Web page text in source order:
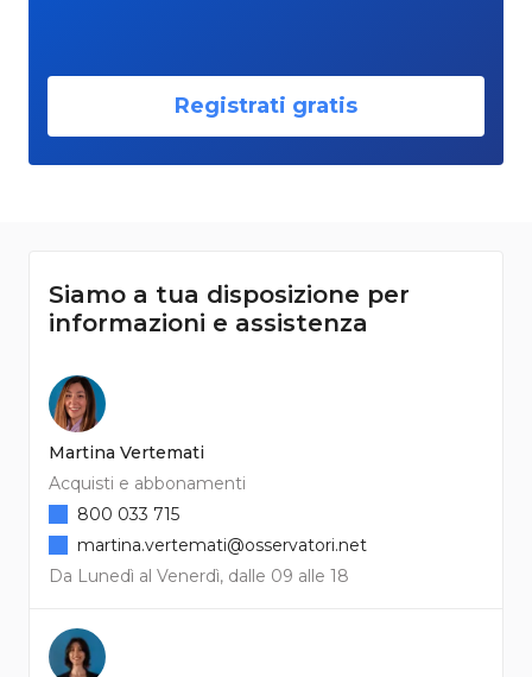
Registrati gratis
Siamo a tua disposizione per
informazioni e assistenza
Martina Vertemati
Acquisti e abbonamenti
Da Lunedì al Venerdì, dalle 09 alle 18
800 033 715
martina.vertemati@osservatori.net